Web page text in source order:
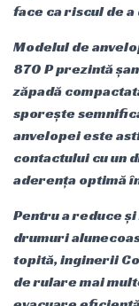
face ca riscul de
Modelul de
870 P prezintă
zăpadă
sporește
anvelopei este
contactului cu un
aderența optimă
Pentru a reduce
drumuri
topită, inginerii
de rulare mai